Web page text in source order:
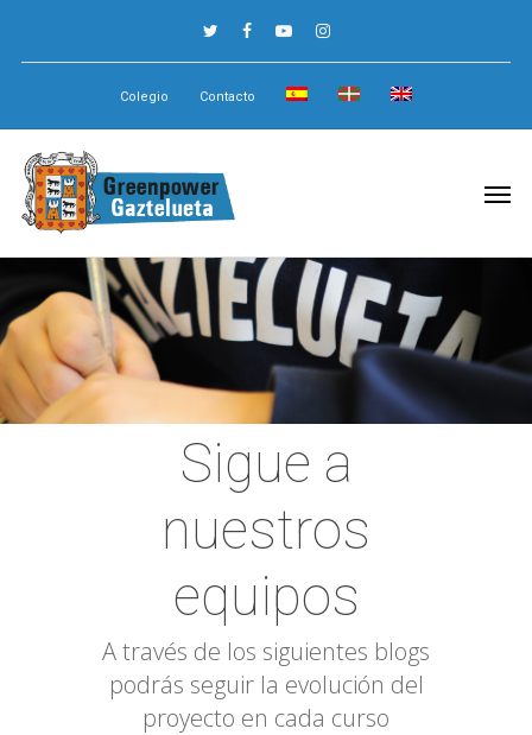
Colegio Contacto
Sigue a
nuestros
equipos
A través de los siguientes blogs
podrás seguir la evolución del
proyecto en cada curso